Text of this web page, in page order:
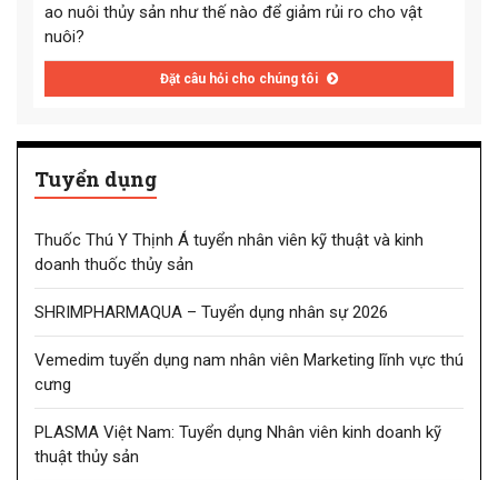
ao nuôi thủy sản như thế nào để giảm rủi ro cho vật
nuôi?
Đặt câu hỏi cho chúng tôi
Tuyển dụng
Thuốc Thú Y Thịnh Á tuyển nhân viên kỹ thuật và kinh
doanh thuốc thủy sản
SHRIMPHARMAQUA – Tuyển dụng nhân sự 2026
Vemedim tuyển dụng nam nhân viên Marketing lĩnh vực thú
cưng
PLASMA Việt Nam: Tuyển dụng Nhân viên kinh doanh kỹ
thuật thủy sản